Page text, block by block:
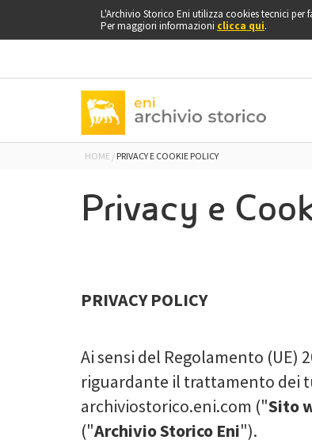
pagina
L'Archivio Storico Eni utilizza cookies tecnici
Per maggiori informazioni clicca qui.
HOME PRIVACY E COOKIE POLICY
Privacy e
PRIVACY POLICY
Ai sensi del Regolamento (UE)
riguardante il trattamento dei
archiviostorico.eni.com ("Sito
("Archivio Storico Eni").